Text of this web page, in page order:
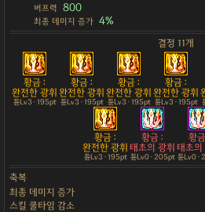
버프력 800
최종 데미지 증가 4%
결정 11개
황금 :
완전한 광휘
튠Lv3 · 195pt
황금 :
완전한 광휘
튠Lv3 · 195pt
황금 :
완전한 광휘
튠Lv3 · 195pt
황금 :
완전한 광휘
튠Lv3 · 195pt
황금 :
완전한 광휘
튠Lv3 · 195pt
황금 :
태초의 광휘
튠Lv0 · 205pt
황
태초의
튠Lv0 ·
축복
최종 데미지 증가
스킬 쿨타임 감소